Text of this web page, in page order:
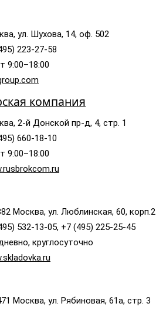
ул. Шухова, 14, оф. 502
223-27-58
9:00–18:00
компания
2-й Донской пр-д, 4, стр. 1
660-18-10
9:00–18:00
Москва, ул. Люблинская, 60, корп.2
532-13-05, +7 (495) 225-25-45
круглосуточно
Москва, ул. Рябиновая, 61а, стр. 3